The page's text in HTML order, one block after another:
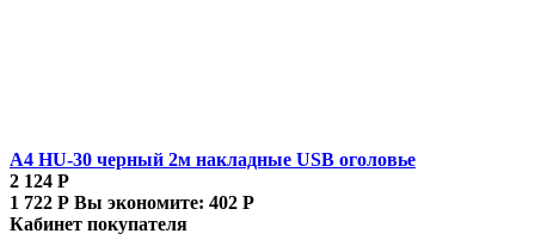
A4 HU-30 черный 2м накладные USB оголовье
2 124 Р
1 722 Р Вы экономите: 402 Р
Кабинет покупателя